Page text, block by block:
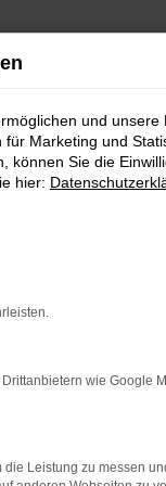
sind, jedoch erst
fest. Dennoch
der aktuellen
einzusteigen
und unsere
Marketing und
können Sie die
hier:
wie Google
Leistung zu messen